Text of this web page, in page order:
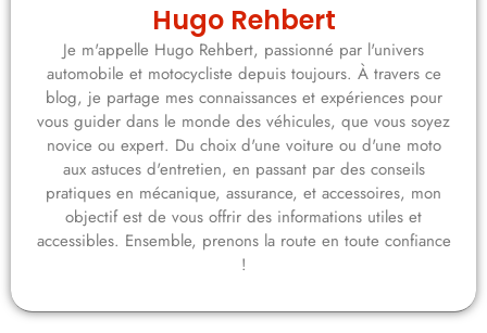
Hugo Rehbert
Je m'appelle Hugo Rehbert, passionné par l'univers
automobile et motocycliste depuis toujours. À travers ce
blog, je partage mes connaissances et expériences pour
vous guider dans le monde des véhicules, que vous soyez
novice ou expert. Du choix d'une voiture ou d'une moto
aux astuces d'entretien, en passant par des conseils
pratiques en mécanique, assurance, et accessoires, mon
objectif est de vous offrir des informations utiles et
accessibles. Ensemble, prenons la route en toute confiance
!